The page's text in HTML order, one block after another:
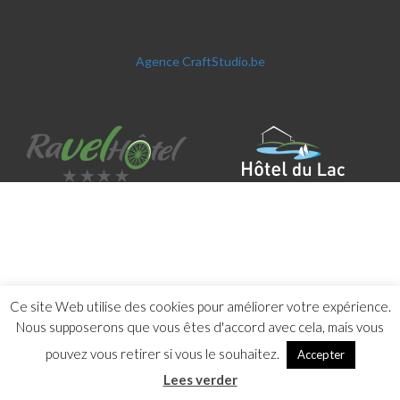
Agence CraftStudio.be
Ce site Web utilise des cookies pour améliorer votre expérience.
Nous supposerons que vous êtes d'accord avec cela, mais vous
pouvez vous retirer si vous le souhaitez.
Accepter
Lees verder